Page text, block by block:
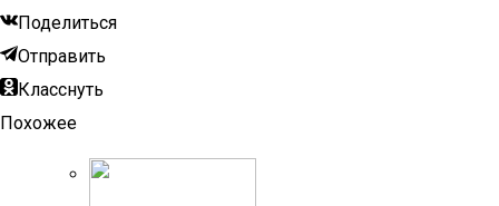
Поделиться
Отправить
Класснуть
Похожее